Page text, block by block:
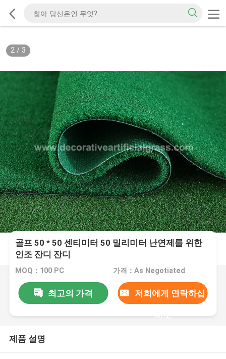
2/ 3
골프 50 * 50 센티미터 50 밀리미터 난연제를 위한
인조 잔디 잔디
MOQ：100 PC 가격：As Negotiated
최고의 가격 저희에게 연락하십
시오
제품 설명